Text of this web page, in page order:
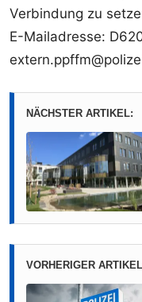
Verbindung zu
E-Mailadresse:
NÄCHSTER ARTIKEL:
VORHERIGER